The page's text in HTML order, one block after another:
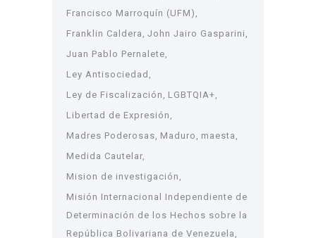
Francisco Marroquín (UFM)
Franklin Caldera John Jairo Gasparini
Juan Pablo Pernalete
Ley Antisociedad
Ley de Fiscalización
LGBTQIA+
Libertad de Expresión
Madres Poderosas Maduro
maesta
Medida Cautelar
Mision de investigación
Misión Internacional Independiente de
Determinación de los Hechos sobre la
República Bolivariana de Venezuela